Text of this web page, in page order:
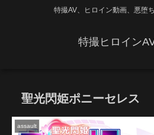
特撮AV、ヒロイン動画、悪堕
特撮ヒロイン
聖光閃姫ポニーセレス
assault